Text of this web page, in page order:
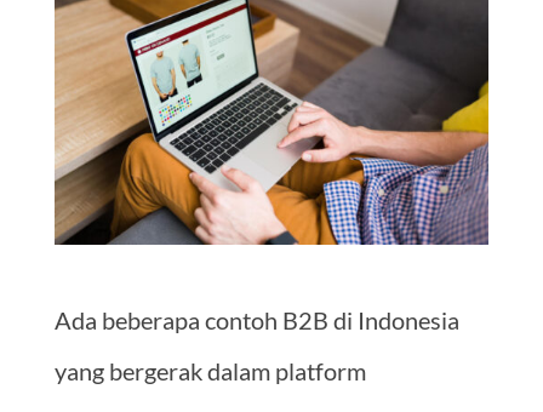
Ada beberapa contoh B2B di Indonesia
yang bergerak dalam platform